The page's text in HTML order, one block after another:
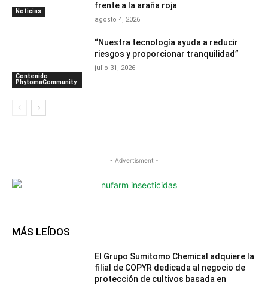
Noticias
frente a la araña roja
agosto 4, 2026
Contenido
PhytomaCommunity
“Nuestra tecnología ayuda a reducir
riesgos y proporcionar tranquilidad”
julio 31, 2026
- Advertisment -
MÁS LEÍDOS
El Grupo Sumitomo Chemical adquiere la
filial de COPYR dedicada al negocio de
protección de cultivos basada en